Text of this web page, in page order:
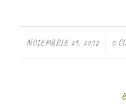
NOIEMBRIE 29, 2018
/ 0